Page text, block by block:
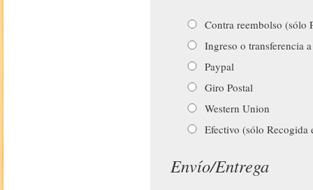
Contra reembolso (sólo
Ingreso o transferencia
Paypal
Giro Postal
Western Union
Efectivo (sólo Recogida
Envío/Entrega